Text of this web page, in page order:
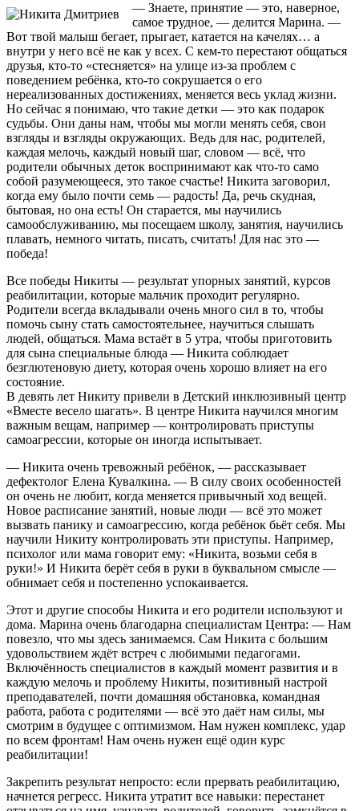
Господи помилуй!
Не указывать 12.06.2022, 13:13
Спаси Господи
Димитрий 07.06.2022, 16:47
Господи помоги
Не указывать 31.05.2022, 22:16
Господи помоги
Не указывать 24.05.2022, 11:12
Желаю вам Божьей помощи на пути к
выздоровлению!
Константин Борисов 05.02.2022, 23:30
Желаю успешной реабилитации!
Анонимно 05.02.2022, 22:38
Желаю успехов в реабилитации!
04.02.2022, 17:44
Всего наилучшего
Мария 04.02.2022, 14:55
Здоровья!
Виктория Барышева 03.02.2022, 21:41
Всё будет хорошо
Олеся Пашовкина 02.02.2022, 10:27
Здоровья, верных друзей и искренних
улыбок!
Анна Стафеева 23.01.2022, 18:35
— Знаете, принятие — это, наверное,
самое трудное, — делится Марина. —
Вот твой малыш бегает, прыгает, катается на качелях… а
внутри у него всё не как у всех. С кем-то перестают общаться
друзья, кто-то «стесняется» на улице из-за проблем с
поведением ребёнка, кто-то сокрушается о его
нереализованных достижениях, меняется весь уклад жизни.
Но сейчас я понимаю, что такие детки — это как подарок
судьбы. Они даны нам, чтобы мы могли менять себя, свои
взгляды и взгляды окружающих. Ведь для нас, родителей,
каждая мелочь, каждый новый шаг, словом — всё, что
родители обычных деток воспринимают как что-то само
собой разумеющееся, это такое счастье! Никита заговорил,
когда ему было почти семь — радость! Да, речь скудная,
бытовая, но она есть! Он старается, мы научились
самообслуживанию, мы посещаем школу, занятия, научились
плавать, немного читать, писать, считать! Для нас это —
победа!
Все победы Никиты — результат упорных занятий, курсов
реабилитации, которые мальчик проходит регулярно.
Родители всегда вкладывали очень много сил в то, чтобы
помочь сыну стать самостоятельнее, научиться слышать
людей, общаться. Мама встаёт в 5 утра, чтобы приготовить
для сына специальные блюда — Никита соблюдает
безглютеновую диету, которая очень хорошо влияет на его
состояние.
В девять лет Никиту привели в Детский инклюзивный центр
«Вместе весело шагать». В центре Никита научился многим
важным вещам, например — контролировать приступы
самоагрессии, которые он иногда испытывает.
— Никита очень тревожный ребёнок, — рассказывает
дефектолог Елена Кувалкина. — В силу своих особенностей
он очень не любит, когда меняется привычный ход вещей.
Новое расписание занятий, новые люди — всё это может
вызвать панику и самоагрессию, когда ребёнок бьёт себя. Мы
научили Никиту контролировать эти приступы. Например,
психолог или мама говорит ему: «Никита, возьми себя в
руки!» И Никита берёт себя в руки в буквальном смысле —
обнимает себя и постепенно успокаивается.
Этот и другие способы Никита и его родители используют и
дома. Марина очень благодарна специалистам Центра: — Нам
повезло, что мы здесь занимаемся. Сам Никита с большим
удовольствием ждёт встреч с любимыми педагогами.
Включённость специалистов в каждый момент развития и в
каждую мелочь и проблему Никиты, позитивный настрой
преподавателей, почти домашняя обстановка, командная
работа, работа с родителями — всё это даёт нам силы, мы
смотрим в будущее с оптимизмом. Нам нужен комплекс, удар
по всем фронтам! Нам очень нужен ещё один курс
реабилитации!
Закрепить результат непросто: если прервать реабилитацию,
начнется регресс. Никита утратит все навыки: перестанет